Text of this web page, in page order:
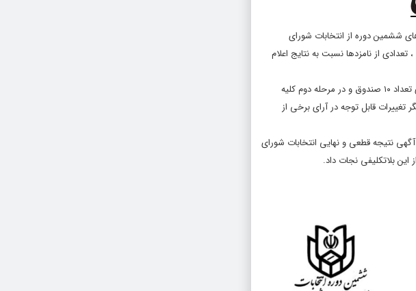
ششمین دوره از انتخابات شورای
ویژه شهرستان خوی منتشر شد ، تعدادی از نامزدها نسبت به نتایج اعلام
ادامه اعتراضات موجب شد ؛ بازشماری آراء در حوزه انتخابیه شهر خوی طی ۲ مرحله انجام پذیرد . به این نحو که در مرحله اولِ بازشماری تعداد ۱۰ صندوق و در مرحله دوم کلیه
قابل توجه در آرای برخی از
در کل کشور ، آگهی نتیجه قطعی و نهایی انتخابات شورای
بلاتکلیفی نجات داد.